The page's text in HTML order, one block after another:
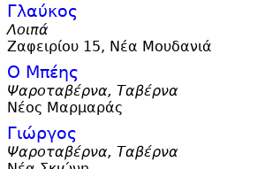
Γλαύκος
Λοιπά
Ζαφειρίου 15, Νέα Μουδανιά
Ο Μπέης
Ψαροταβέρνα, Ταβέρνα
Νέος Μαρμαράς
Γιώργος
Ψαροταβέρνα, Ταβέρνα